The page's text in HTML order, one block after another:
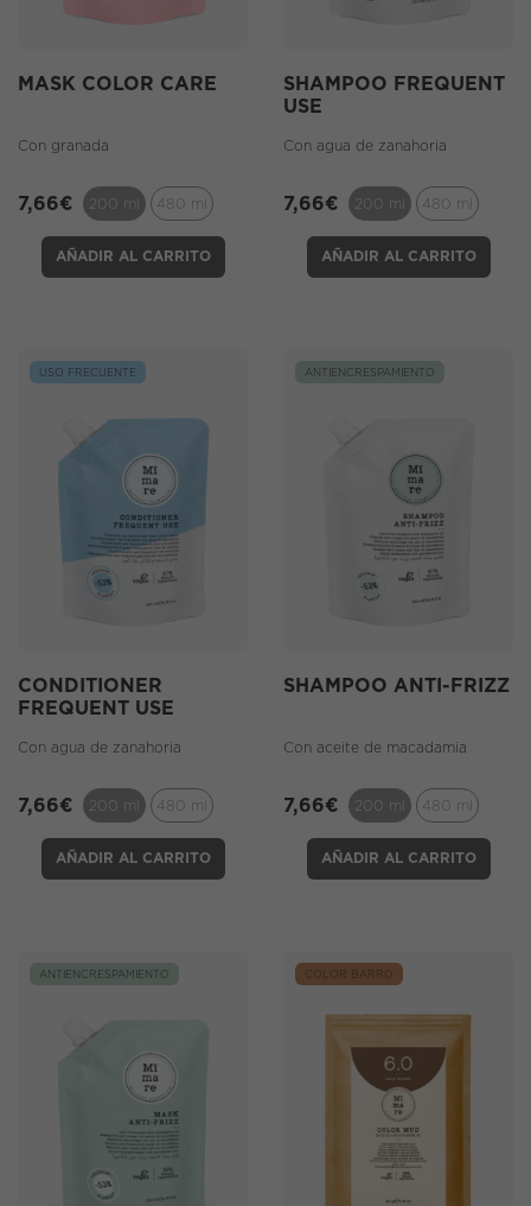
MASK COLOR CARE
Con granada
7,66€ 200 ml 480 ml
AÑADIR AL CARRITO
SHAMPOO FREQUENT
USE
Con agua de zanahoria
7,66€ 200 ml 480 ml
AÑADIR AL CARRITO
USO FRECUENTE
CONDITIONER
FREQUENT USE
Con agua de zanahoria
7,66€ 200 ml 480 ml
AÑADIR AL CARRITO
ANTIENCRESPAMIENTO
SHAMPOO ANTI-FRIZZ
Con aceite de macadamia
7,66€ 200 ml 480 ml
AÑADIR AL CARRITO
ANTIENCRESPAMIENTO COLOR BARRO